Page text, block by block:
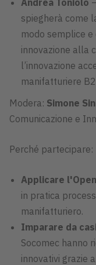
spiegherà come
modo semplice e
innovazione alla
l’innovazione
manifatturiere
Modera: Simone
Comunicazione e
Perché partecipare:
Applicare
in pratica
manifatturiero.
Imparare da
Socomec hanno
innovativi grazie